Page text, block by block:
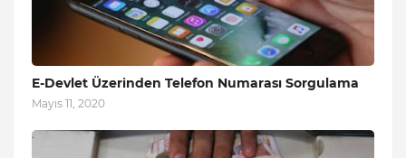
E-Devlet Üzerinden Telefon Numarası Sorgulama
Mayıs 11, 2020